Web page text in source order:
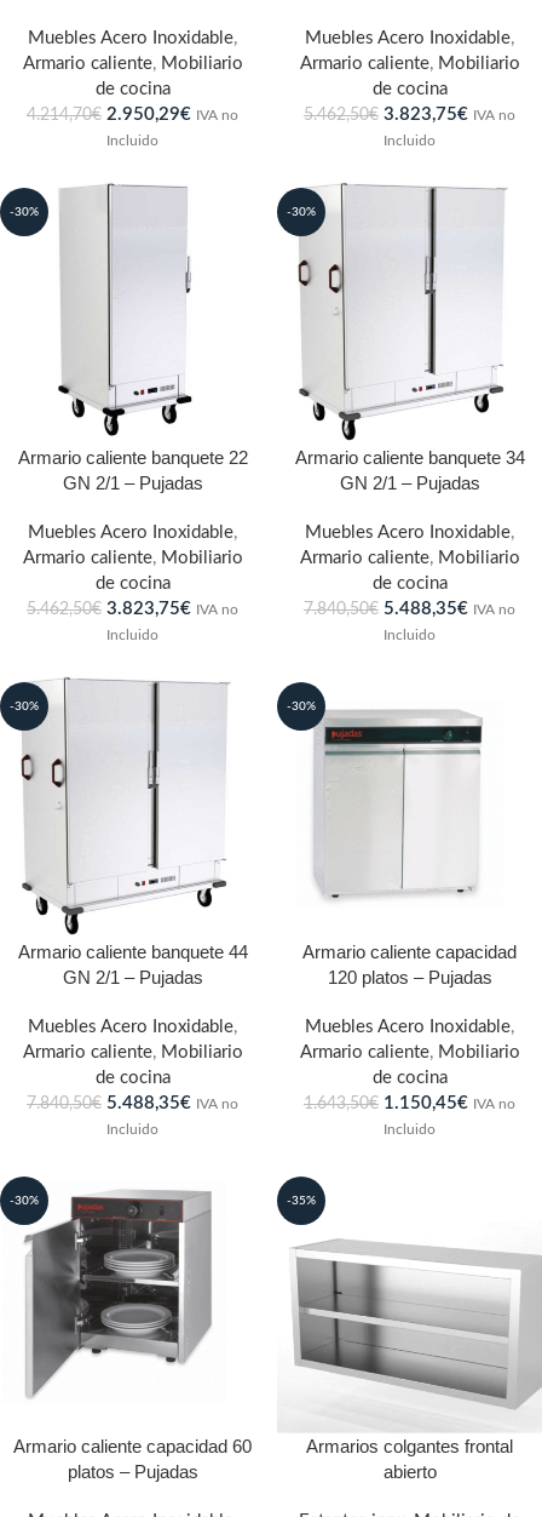
Muebles Acero Inoxidable,
Armario caliente, Mobiliario
de cocina
4.214,70€ 2.950,29€ IVA no
Incluido
Muebles Acero Inoxidable,
Armario caliente, Mobiliario
de cocina
5.462,50€ 3.823,75€ IVA no
Incluido
-30%
Armario caliente banquete 22
GN 2/1 – Pujadas
Muebles Acero Inoxidable,
Armario caliente, Mobiliario
de cocina
5.462,50€ 3.823,75€ IVA no
Incluido
-30%
Armario caliente banquete 34
GN 2/1 – Pujadas
Muebles Acero Inoxidable,
Armario caliente, Mobiliario
de cocina
7.840,50€ 5.488,35€ IVA no
Incluido
-30%
Armario caliente banquete 44
GN 2/1 – Pujadas
Muebles Acero Inoxidable,
Armario caliente, Mobiliario
de cocina
7.840,50€ 5.488,35€ IVA no
Incluido
-30%
Armario caliente capacidad
120 platos – Pujadas
Muebles Acero Inoxidable,
Armario caliente, Mobiliario
de cocina
1.643,50€ 1.150,45€ IVA no
Incluido
-30%
Armario caliente capacidad 60
platos – Pujadas
-35%
Armarios colgantes frontal
abierto